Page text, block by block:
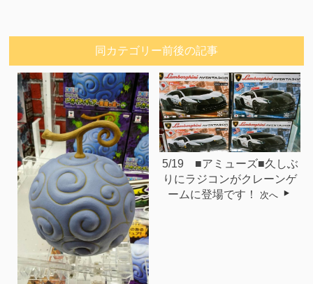
同カテゴリー前後の記事
5/19 ■アミューズ■久しぶ
りにラジコンがクレーンゲ
ームに登場です！
次へ